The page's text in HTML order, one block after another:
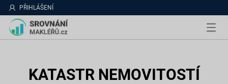
PŘIHLÁŠENÍ
KATASTR NEMOVITOSTÍ